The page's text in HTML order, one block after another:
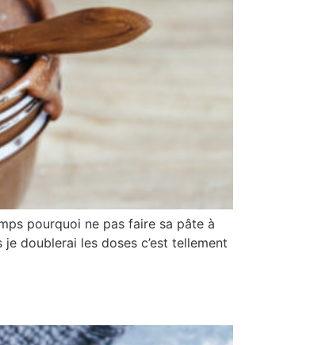
pourquoi ne pas faire sa pâte à
doublerai les doses c’est tellement